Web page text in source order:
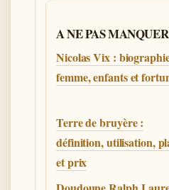
A NE PAS MANQUER
Nicolas Vix :
femme, enfants et
Terre de bruyère :
définition, utilisation,
et prix